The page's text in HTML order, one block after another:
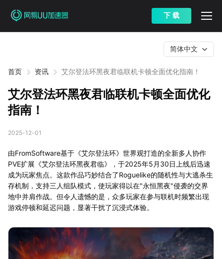
下 载
首页 资讯 艾尔登法环黑夜君临联机卡顿全面优化指南！
简体中文
艾尔登法环黑夜君临联机卡顿全面优化
指南！
2025-12-01
由FromSoftware基于《艾尔登法环》世界观打造的全新多人协作
PVE扩展《艾尔登法环黑夜君临》，于2025年5月30日上线后迅速
成为玩家焦点。这款作品巧妙结合了Roguelike的随机性与大逃杀生
存机制，支持三人组队模式，使玩家得以在"永恒黑夜"侵袭的交界
地中并肩作战。但令人遗憾的是，众多玩家在参与联机时频繁出现
游戏停顿和延迟问题，显著干扰了沉浸式体验。